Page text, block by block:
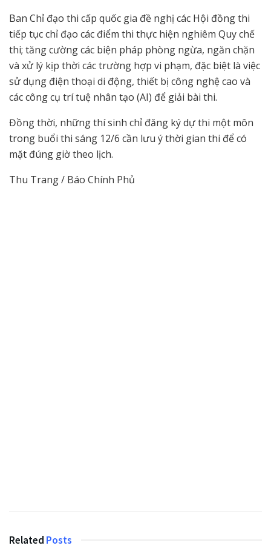
Ban Chỉ đạo thi cấp quốc gia đề nghị các Hội đồng thi
tiếp tục chỉ đạo các điểm thi thực hiện nghiêm Quy chế
thi; tăng cường các biện pháp phòng ngừa, ngăn chặn
và xử lý kịp thời các trường hợp vi phạm, đặc biệt là việc
sử dụng điện thoại di động, thiết bị công nghệ cao và
các công cụ trí tuệ nhân tạo (AI) để giải bài thi.
Đồng thời, những thí sinh chỉ đăng ký dự thi một môn
trong buổi thi sáng 12/6 cần lưu ý thời gian thi để có
mặt đúng giờ theo lịch.
Thu Trang / Báo Chính Phủ
Related Posts